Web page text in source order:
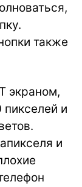
также
экраном,
и
и